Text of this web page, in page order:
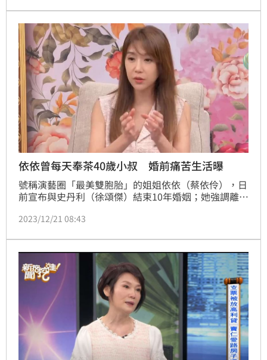
依依曾每天奉茶40歲小叔 婚前痛苦生活曝
號稱演藝圈「最美雙胞胎」的姐姐依依（蔡依伶），日
前宣布與史丹利（徐頌傑）結束10年婚姻；她強調離婚
和平分開。不過其實依依先前在節目透露，時常為了打
2023/12/21 08:43